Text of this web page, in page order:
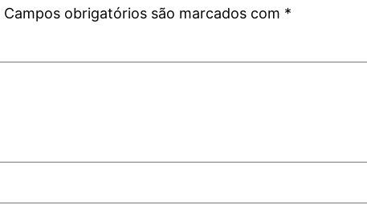
Campos obrigatórios são marcados com *